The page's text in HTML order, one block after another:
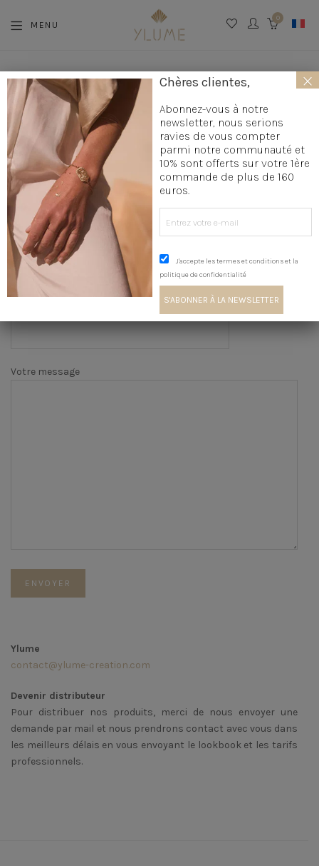
MENU
0
NOUS CONTACTER
Votre nom (obligatoire)
Votre adresse de messagerie (obligatoire)
Votre message
Ylume
contact@ylume-creation.com
Devenir distributeur
Pour distribuer nos produits, merci de nous envoyer une
demande par mail et nous prendrons contact avec vous dans
les meilleurs délais en vous envoyant le lookbook et les tarifs
professionnels.
Chères clientes,
Abonnez-vous à notre
newsletter, nous serions
ravies de vous compter
parmi notre communauté et
10% sont offerts sur votre 1ère
commande de plus de 160
euros.
J'accepte les termes et conditions et la
politique de confidentialité
×